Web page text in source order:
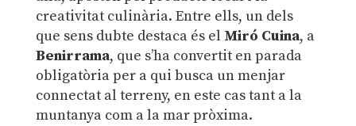
creativitat culinària. Entre ells, un dels
que sens dubte destaca és el Miró Cuina, a
Benirrama, que s’ha convertit en parada
obligatòria per a qui busca un menjar
connectat al terreny, en este cas tant a la
muntanya com a la mar pròxima.